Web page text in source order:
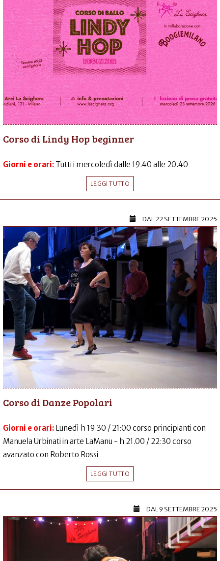
Corso di Lindy Hop beginner
Giorni e orari: Tutti i mercoledì dalle 19.40 alle 20.40
LEGGI TUTTO
DAL22 SETTEMBRE 2025
Corso di Danze Popolari
Giorni e orari: Lunedì h 19.30 / 21:00 corso principianti con
Manuela Urbinati in arte LaManu - h 21.00 / 22:30 corso
avanzato con Roberto Rossi
LEGGI TUTTO
DAL9 SETTEMBRE 2025